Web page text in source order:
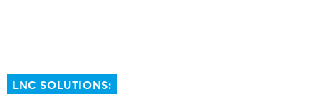
LNC SOLUTIONS: